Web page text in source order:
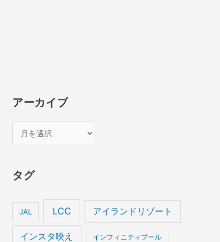
アーカイブ
ー
イ
タグ
JAL LCC アイランドリゾート
インスタ映え インフィニティプール